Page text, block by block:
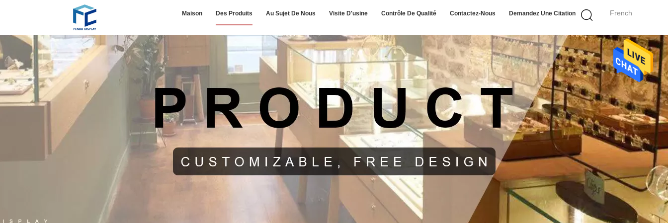
French
Maison Des Produits Au Sujet De Nous Visite D'usine Contrôle De Qualité Contactez-Nous Demandez Une Citation